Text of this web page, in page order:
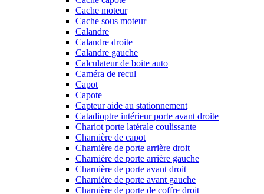
Cache moteur
Cache sous moteur
Calandre
Calandre droite
Calandre gauche
Calculateur de boite auto
Caméra de recul
Capot
Capote
Capteur aide au stationnement
Catadioptre intérieur porte avant droite
Chariot porte latérale coulissante
Charnière de capot
Charnière de porte arrière droit
Charnière de porte arrière gauche
Charnière de porte avant droit
Charnière de porte avant gauche
Charnière de porte de coffre droit